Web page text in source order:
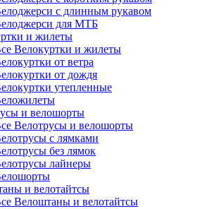
с длинным рукавом
для МТБ
и жилеты
Велокуртки и жилеты
от ветра
от дождя
утепленные
и велошорты
Велотрусы и велошорты
с лямками
без лямок
лайнеры
и велотайтсы
Велоштаны и велотайтсы